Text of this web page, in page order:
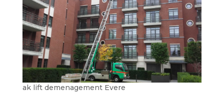
ak lift demenagement Evere